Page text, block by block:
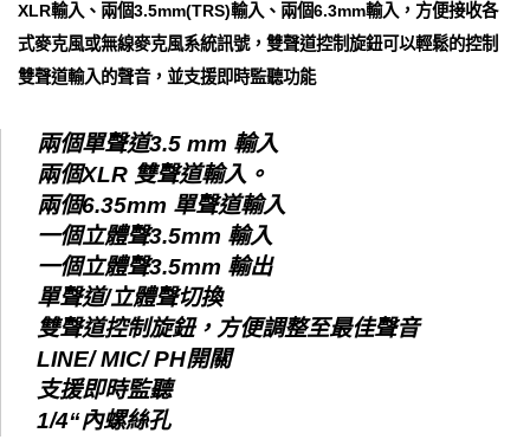
XLR輸入、兩個3.5mm(TRS)輸入、兩個6.3mm輸入，方便接收各
式麥克風或無線麥克風系統訊號，雙聲道控制旋鈕可以輕鬆的控制
雙聲道輸入的聲音，並支援即時監聽功能
兩個單聲道3.5 mm 輸入
兩個XLR 雙聲道輸入。
兩個6.35mm 單聲道輸入
一個立體聲3.5mm 輸入
一個立體聲3.5mm 輸出
單聲道/立體聲切換
雙聲道控制旋鈕，方便調整至最佳聲音
LINE/ MIC/ PH開關
支援即時監聽
1/4“內螺絲孔